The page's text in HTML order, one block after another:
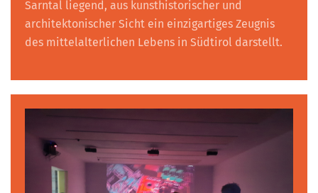
Sarntal liegend, aus kunsthistorischer und
architektonischer Sicht ein einzigartiges Zeugnis
des mittelalterlichen Lebens in Südtirol darstellt.